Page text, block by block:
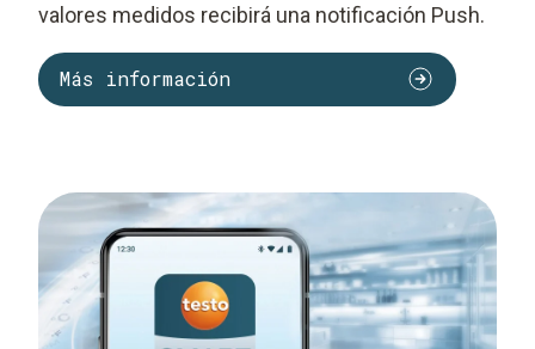
valores medidos recibirá una notificación Push.
Más información